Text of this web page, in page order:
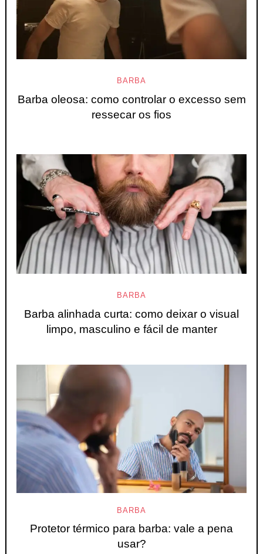
BARBA
Barba oleosa: como controlar o excesso sem
ressecar os fios
BARBA
Barba alinhada curta: como deixar o visual
limpo, masculino e fácil de manter
BARBA
Protetor térmico para barba: vale a pena
usar?